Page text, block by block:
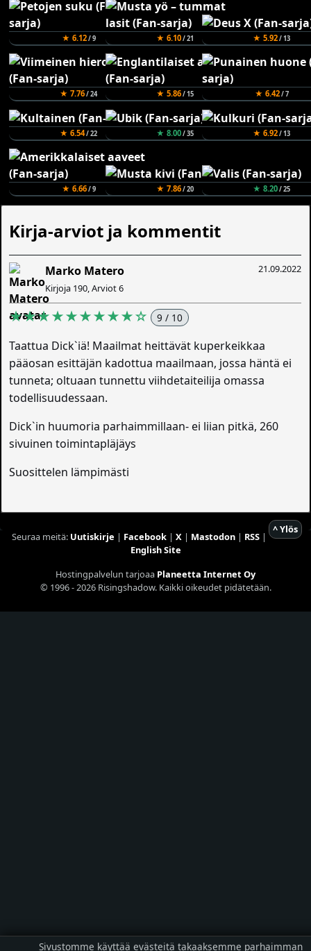
★ 6.12/ 9 ★ 6.10/ 21 ★ 5.92/ 13
★ 7.76/ 24 ★ 5.86/ 15 ★ 6.42/ 7
★ 6.54/ 22 ★ 8.00/ 35 ★ 6.92/ 13
★ 6.66/ 9 ★ 7.86/ 20 ★ 8.20/ 25
Kirja-arviot ja kommentit
21.09.2022
Marko Matero
Kirjoja 190, Arviot 6
★★★★★★★★★☆ 9 / 10
Taattua Dick`iä! Maailmat heittävät kuperkeikkaa
pääosan esittäjän kadottua maailmaan, jossa häntä ei
tunneta; oltuaan tunnettu viihdetaiteilija omassa
todellisuudessaan.
Dick`in huumoria parhaimmillaan- ei liian pitkä, 260
sivuinen toimintapläjäys
Suosittelen lämpimästi
^ Ylös
Seuraa meitä: Uutiskirje | Facebook| X| Mastodon| RSS|
English Site
Hostingpalvelun tarjoaa Planeetta Internet Oy
© 1996 - 2026 Risingshadow. Kaikki oikeudet pidätetään.
Sivustomme käyttää evästeitä takaaksemme parhaimman